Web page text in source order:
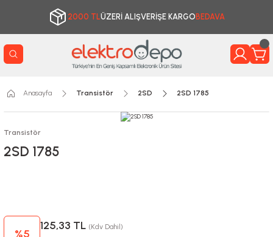
2000 TLÜZERİ ALIŞVERİŞE KARGO BEDAVA
Anasayfa Transistör 2SD 2SD 1785
Transistör
2SD 1785
%5
125,33 TL (Kdv Dahil)